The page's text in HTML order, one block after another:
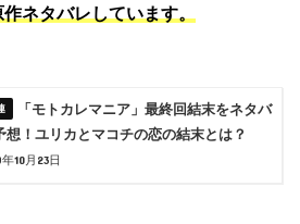
ネタバレしています。
「モトカレマニア」最終回結末をネタバ
想！ユリカとマコチの恋の結末とは？
年10月23日